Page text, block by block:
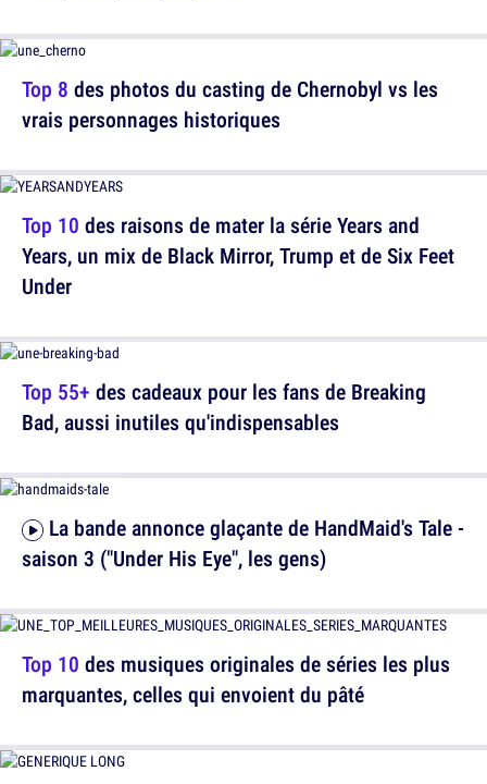
Top 10 des raisons de mater la série Years and
Years, un mix de Black Mirror, Trump et de Six Feet
Under
saison 3 ("Under His Eye", les gens)
Top 8 des photos du casting de Chernobyl vs les
vrais personnages historiques
Top 55+ des cadeaux pour les fans de Breaking
Bad, aussi inutiles qu'indispensables
Top 10 des musiques originales de séries les plus
marquantes, celles qui envoient du pâté